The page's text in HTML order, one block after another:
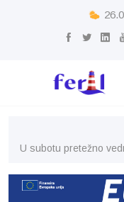
U subotu pretežno